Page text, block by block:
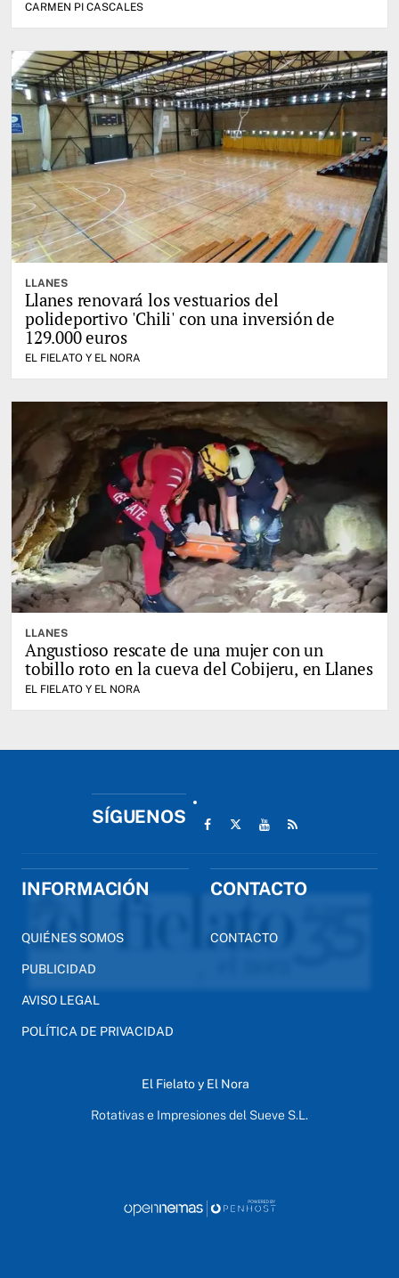
CARMEN PI CASCALES
LLANES
Llanes renovará los vestuarios del
polideportivo 'Chili' con una inversión de
129.000 euros
EL FIELATO Y EL NORA
LLANES
Angustioso rescate de una mujer con un
tobillo roto en la cueva del Cobijeru, en Llanes
EL FIELATO Y EL NORA
SÍGUENOS
INFORMACIÓN
QUIÉNES SOMOS
PUBLICIDAD
AVISO LEGAL
POLÍTICA DE PRIVACIDAD
CONTACTO
CONTACTO
El Fielato y El Nora
Rotativas e Impresiones del Sueve S.L.